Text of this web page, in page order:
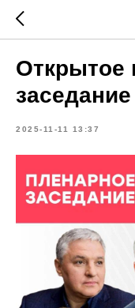
Открытое
заседание
2025-11-11 13:37